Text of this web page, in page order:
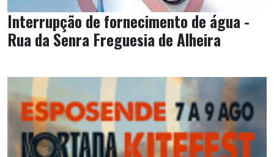
Interrupção de fornecimento de água -
Rua da Senra Freguesia de Alheira